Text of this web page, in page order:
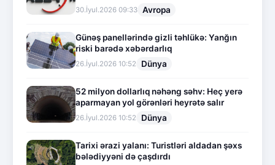
30.İyul.2026 09:33 Avropa
Günəş panellərində gizli təhlükə: Yanğın
riski barədə xəbərdarlıq
26.İyul.2026 10:52 Dünya
52 milyon dollarlıq nəhəng səhv: Heç yerə
aparmayan yol görənləri heyrətə salır
26.İyul.2026 10:52 Dünya
Tarixi ərazi yalanı: Turistləri aldadan şəxs
bələdiyyəni də çaşdırdı